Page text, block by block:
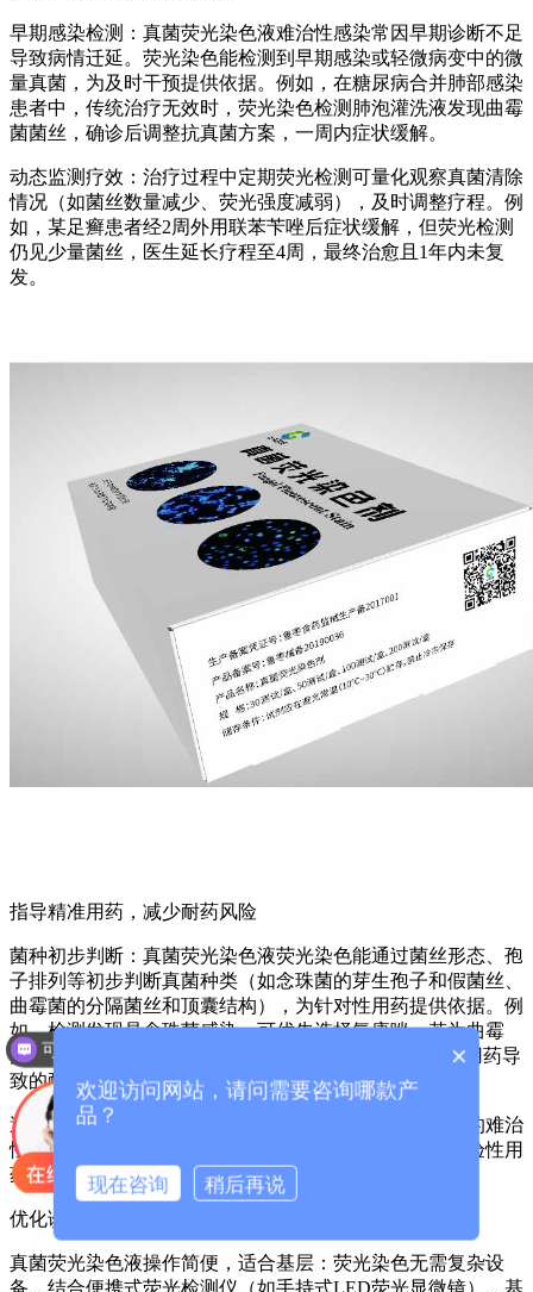
早期感染检测：真菌荧光染色液难治性感染常因早期诊断不足
导致病情迁延。荧光染色能检测到早期感染或轻微病变中的微
量真菌，为及时干预提供依据。例如，在糖尿病合并肺部感染
患者中，传统治疗无效时，荧光染色检测肺泡灌洗液发现曲霉
菌菌丝，确诊后调整抗真菌方案，一周内症状缓解。
动态监测疗效：治疗过程中定期荧光检测可量化观察真菌清除
情况（如菌丝数量减少、荧光强度减弱），及时调整疗程。例
如，某足癣患者经2周外用联苯苄唑后症状缓解，但荧光检测
仍见少量菌丝，医生延长疗程至4周，最终治愈且1年内未复
发。
指导精准用药，减少耐药风险
菌种初步判断：真菌荧光染色液荧光染色能通过菌丝形态、孢
子排列等初步判断真菌种类（如念珠菌的芽生孢子和假菌丝、
曲霉菌的分隔菌丝和顶囊结构），为针对性用药提供依据。例
如，检测发现是念珠菌感染，可优先选择氟康唑；若为曲霉
菌，则需选用伏立康唑等针对性药物，避免“广覆盖”式用药导
致的耐药风险。
避免盲目用药：对于传统方法反复阴性而临床高度怀疑的难治
性感染，荧光染色是重要的补充和确认手段，可减少经验性用
药的盲目性，降低药物不良反应和耐药菌株传播风险。
优化诊疗流程，降低医疗成本
真菌荧光染色液操作简便，适合基层：荧光染色无需复杂设
备，结合便携式荧光检测仪（如手持式LED荧光显微镜），基
你们是怎么收费的呢？
×
欢迎访问网站，请问需要咨询哪款产
品？
现在咨询 稍后再说